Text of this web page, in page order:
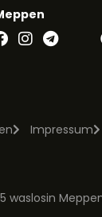
Impressum
waslosin